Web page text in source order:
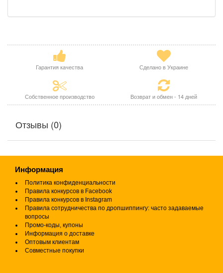
Гарантия качества Сделано в Украине
Собственное производство Возврат и обмен - 14 дней
Отзывы (0)
Информация
Политика конфиденциальности
Правила конкурсов в Facebook
Правила конкурсов в Instagram
Правила сотрудничества по дропшиппингу: часто задаваемые
вопросы
Промо-коды, купоны
Информация о доставке
Оптовым клиентам
Совместные покупки